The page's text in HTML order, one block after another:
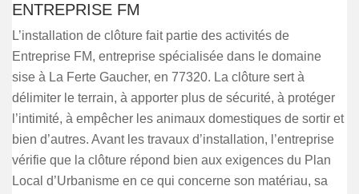
ENTREPRISE FM
L’installation de clôture fait partie des activités de
Entreprise FM, entreprise spécialisée dans le domaine
sise à La Ferte Gaucher, en 77320. La clôture sert à
délimiter le terrain, à apporter plus de sécurité, à protéger
l’intimité, à empêcher les animaux domestiques de sortir et
bien d’autres. Avant les travaux d’installation, l’entreprise
vérifie que la clôture répond bien aux exigences du Plan
Local d’Urbanisme en ce qui concerne son matériau, sa